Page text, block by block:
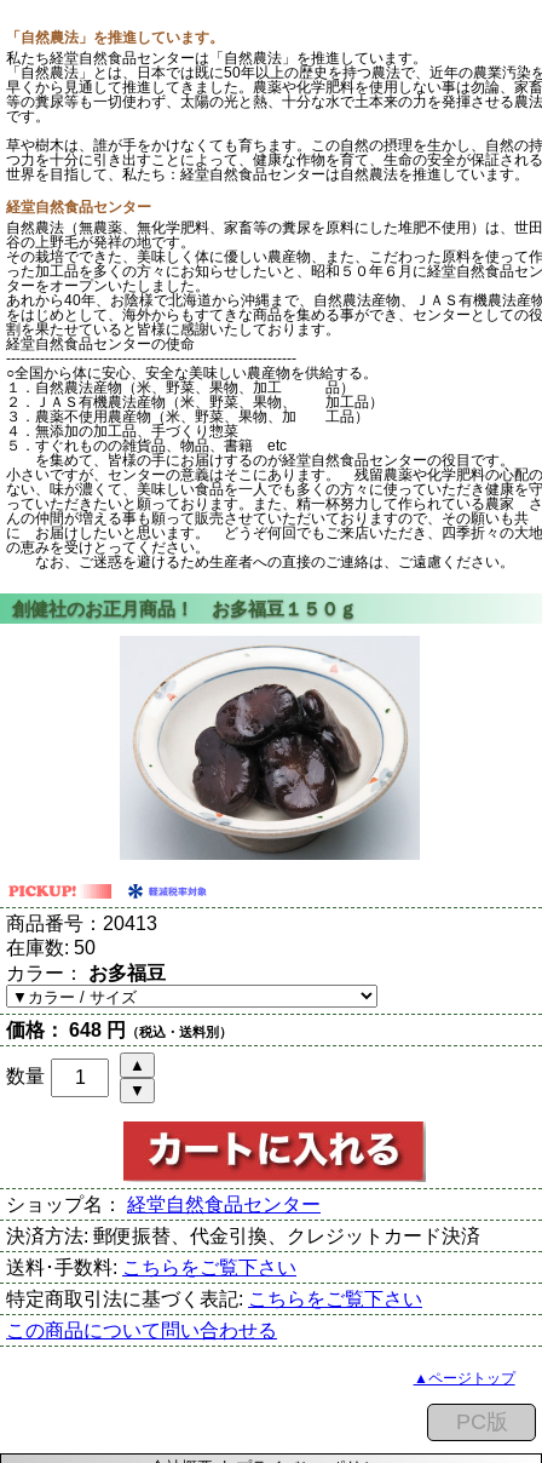
「自然農法」を推進しています。
私たち経堂自然食品センターは「自然農法」を推進しています。
「自然農法」とは、日本では既に50年以上の歴史を持つ農法で、近年の農業汚染
早くから見通して推進してきました。農薬や化学肥料を使用しない事は勿論、家畜
等の糞尿等も一切使わず、太陽の光と熱、十分な水で土本来の力を発揮させる農法
です。
草や樹木は、誰が手をかけなくても育ちます。この自然の摂理を生かし、自然の持
つ力を十分に引き出すことによって、健康な作物を育て、生命の安全が保証される
世界を目指して、私たち：経堂自然食品センターは自然農法を推進しています。
経堂自然食品センター
自然農法（無農薬、無化学肥料、家畜等の糞尿を原料にした堆肥不使用）は、世田
谷の上野毛が発祥の地です。
その栽培でできた、美味しく体に優しい農産物、また、こだわった原料を使って作
った加工品を多くの方々にお知らせしたいと、昭和５０年６月に経堂自然食品セン
ターをオープンいたしました。
あれから40年、お陰様で北海道から沖縄まで、自然農法産物、ＪＡＳ有機農法産
をはじめとして、海外からもすてきな商品を集める事ができ、センターとしての役
割を果たせていると皆様に感謝いたしております。
経堂自然食品センターの使命
------------------------------------------------------------
○全国から体に安心、安全な美味しい農産物を供給する。
１．自然農法産物（米、野菜、果物、加工 品）
２．ＪＡＳ有機農法産物（米、野菜、果物、 加工品）
３．農薬不使用農産物（米、野菜、果物、加 工品）
４．無添加の加工品、手づくり惣菜
５．すぐれものの雑貨品、物品、書籍 etc
を集めて、皆様の手にお届けするのが経堂自然食品センターの役目です。
小さいですが、センターの意義はそこにあります。 残留農薬や化学肥料の心配の
ない、味が濃くて、美味しい食品を一人でも多くの方々に使っていただき健康を守
っていただきたいと願っております。また、精一杯努力して作られている農家 さ
んの仲間が増える事も願って販売させていただいておりますので、その願いも共
に お届けしたいと思います。 どうぞ何回でもご来店いただき、四季折々の大地
の恵みを受けとってください。
なお、ご迷惑を避けるため生産者への直接のご連絡は、ご遠慮ください。
商品番号： 20413
在庫数: 50
カラー： お多福豆
価格： 648 円 （税込・送料別）
数量
ショップ名： 経堂自然食品センター
決済方法: 郵便振替、代金引換、クレジットカード決済
送料･手数料: こちらをご覧下さい
特定商取引法に基づく表記: こちらをご覧下さい
この商品について問い合わせる
▲ページトップ